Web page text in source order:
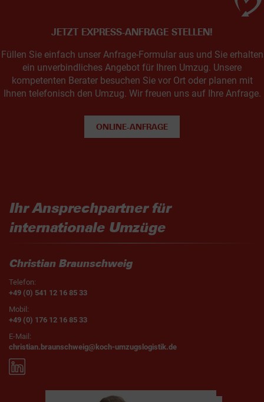
JETZT EXPRESS-ANFRAGE STELLEN!
Füllen Sie einfach unser Anfrage-Formular aus und Sie erhalten
ein unverbindliches Angebot für Ihren Umzug. Unsere
kompetenten Berater besuchen Sie vor Ort oder planen mit
Ihnen telefonisch den Umzug. Wir freuen uns auf Ihre Anfrage.
ONLINE-ANFRAGE
Ihr Ansprechpartner für
internationale Umzüge
Christian Braunschweig
Telefon:
+49 (0) 541 12 16 85 33
Mobil:
+49 (0) 176 12 16 85 33
E-Mail:
christian.braunschweig@koch-umzugslogistik.de